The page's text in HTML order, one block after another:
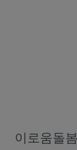
이로움돌